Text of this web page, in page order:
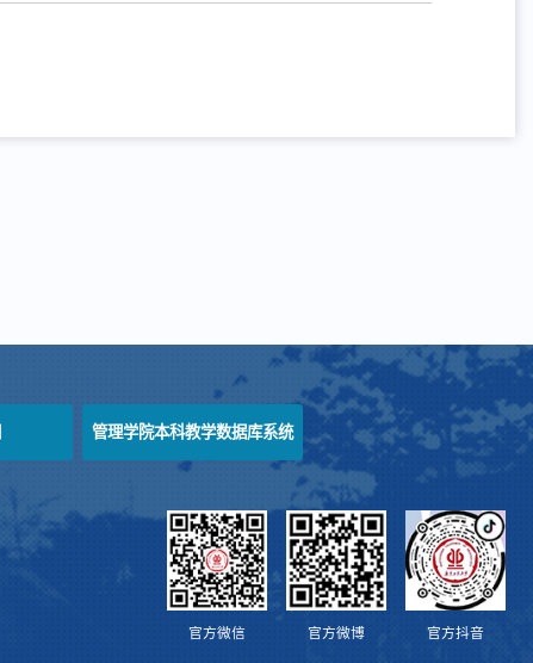
管理学院本科教学数据库系统
官方微信
官方微博 官方抖音